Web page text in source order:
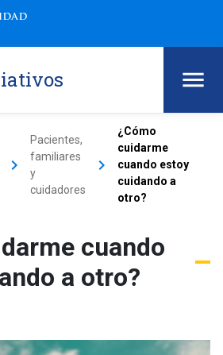
keyboard_arrow_right
Pacientes,
familiares
y
cuidadores
keyboard_arrow_right
¿Cómo
cuidarme
cuando estoy
cuidando a
otro?
cuando
a otro?